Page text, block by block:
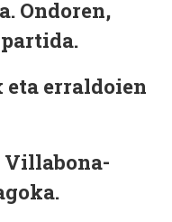
Ondoren,
erraldoien
Villabona-